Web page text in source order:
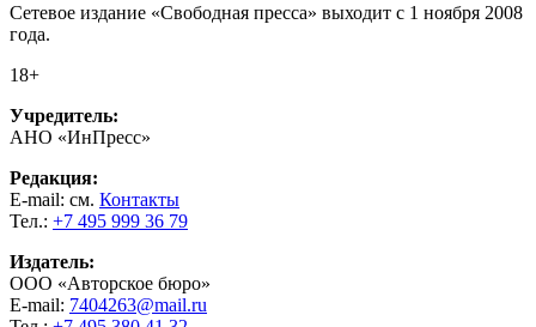
Сетевое издание «Свободная пресса» выходит с 1 ноября 2008
года.
18+
Учредитель:
АНО «ИнПресс»
Редакция:
E-mail: см. Контакты
Тел.: +7 495 999 36 79
Издатель:
ООО «Авторское бюро»
E-mail: 7404263@mail.ru